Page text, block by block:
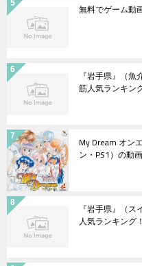
無料でゲーム動
『岩手県』（
筋人気ランキン
My Dream オン
ン・PS1）の動
『岩手県』（
人気ランキング！